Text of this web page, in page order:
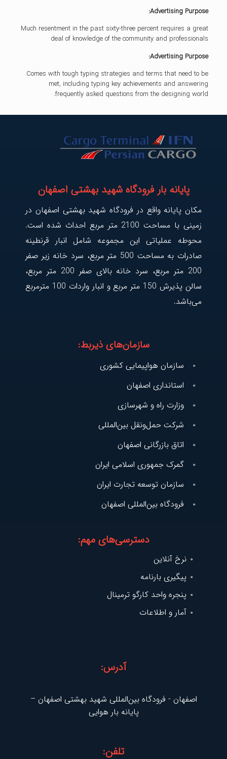
Advertising Purpose:
Much resentment in the past sixty-three percent requires a great
deal of knowledge of the community and professionals
Advertising Purpose:
Comes with tough typing strategies and terms that need to be
met, including typing key achievements and answering
frequently asked questions from the designing world.
پایانه بار فرودگاه شهید بهشتی اصفهان
مکان پایانه واقع در فرودگاه شهید بهشتی اصفهان در
زمینی با مساحت 2100 متر مربع احداث شده است.
محوطه عملیاتی این مجموعه شامل انبار قرنطینه
صادرات به مساحت 500 متر مربع، سرد خانه زیر صفر
200 متر مربع، سرد خانه بالای صفر 200 متر مربع،
سالن پذیرش 150 متر مربع و انبار واردات 100 مترمربع
می‌باشد.
سازمان‌های ذیربط:
سازمان هواپیمایی کشوری
استانداری اصفهان
وزارت راه و شهرسازی
شرکت حمل‌و‌نقل بین‌المللی
اتاق بازرگانی اصفهان
گمرک جمهوری اسلامی ایران
سازمان توسعه تجارت ایران
فرودگاه بین‌المللی اصفهان
دسترسی‌های مهم:
نرخ آنلاین
پیگیری بارنامه
پنجره واحد کارگو ترمینال
آمار و اطلاعات
آدرس:
اصفهان - فرودگاه بین‌المللی شهید بهشتی اصفهان –
پایانه بار هوایی
تلفن: